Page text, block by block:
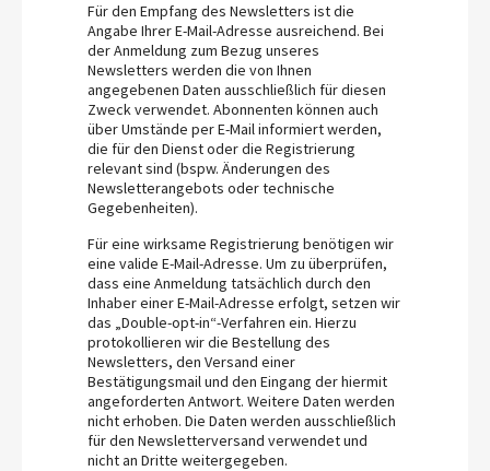
Für den Empfang des Newsletters ist die
Angabe Ihrer E-Mail-Adresse ausreichend. Bei
der Anmeldung zum Bezug unseres
Newsletters werden die von Ihnen
angegebenen Daten ausschließlich für diesen
Zweck verwendet. Abonnenten können auch
über Umstände per E-Mail informiert werden,
die für den Dienst oder die Registrierung
relevant sind (bspw. Änderungen des
Newsletterangebots oder technische
Gegebenheiten).
Für eine wirksame Registrierung benötigen wir
eine valide E-Mail-Adresse. Um zu überprüfen,
dass eine Anmeldung tatsächlich durch den
Inhaber einer E-Mail-Adresse erfolgt, setzen wir
das „Double-opt-in“-Verfahren ein. Hierzu
protokollieren wir die Bestellung des
Newsletters, den Versand einer
Bestätigungsmail und den Eingang der hiermit
angeforderten Antwort. Weitere Daten werden
nicht erhoben. Die Daten werden ausschließlich
für den Newsletterversand verwendet und
nicht an Dritte weitergegeben.